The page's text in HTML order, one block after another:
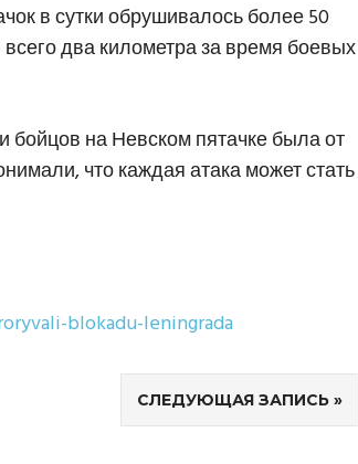
в сутки обрушивалось более 50
два километра за время боевых
бойцов на Невском пятачке была от
что каждая атака может стать
blokadu-leningrada
СЛЕДУЮЩАЯ ЗАПИСЬ